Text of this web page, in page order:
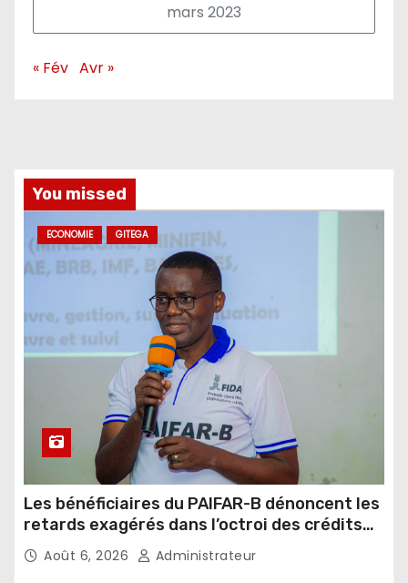
mars 2023
« Fév Avr »
You missed
ECONOMIE GITEGA
Les bénéficiaires du PAIFAR-B dénoncent les
retards exagérés dans l’octroi des crédits
agricoles
Août 6, 2026 Administrateur